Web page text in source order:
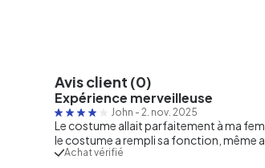
Avis client (0)
Expérience merveilleuse
John - 2. nov. 2025
Le costume allait parfaitement à ma
le costume a rempli sa fonction, même
Achat vérifié